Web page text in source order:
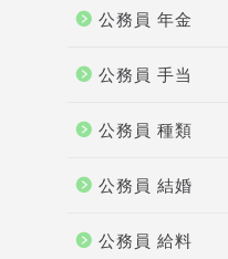
公務員 年金
公務員 手当
公務員 種類
公務員 結婚
公務員 給料